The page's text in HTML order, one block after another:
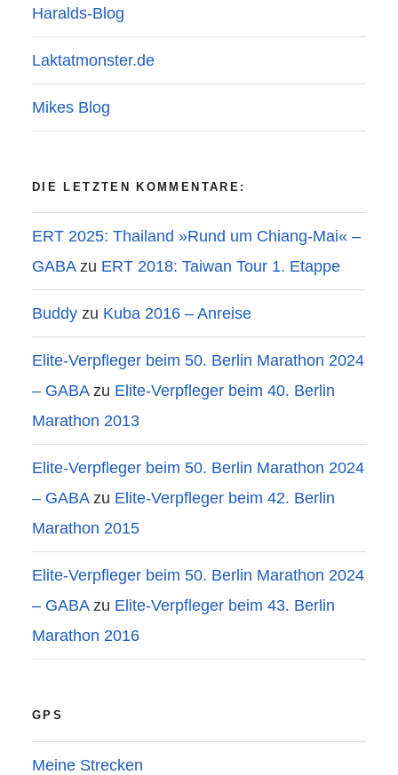
Haralds-Blog
Laktatmonster.de
Mikes Blog
DIE LETZTEN KOMMENTARE:
ERT 2025: Thailand »Rund um Chiang-Mai« –
GABAzu ERT 2018: Taiwan Tour 1. Etappe
Buddy zu Kuba 2016 – Anreise
Elite-Verpfleger beim 50. Berlin Marathon 2024
– GABAzu Elite-Verpfleger beim 40. Berlin
Marathon 2013
Elite-Verpfleger beim 50. Berlin Marathon 2024
– GABAzu Elite-Verpfleger beim 42. Berlin
Marathon 2015
Elite-Verpfleger beim 50. Berlin Marathon 2024
– GABAzu Elite-Verpfleger beim 43. Berlin
Marathon 2016
GPS
Meine Strecken